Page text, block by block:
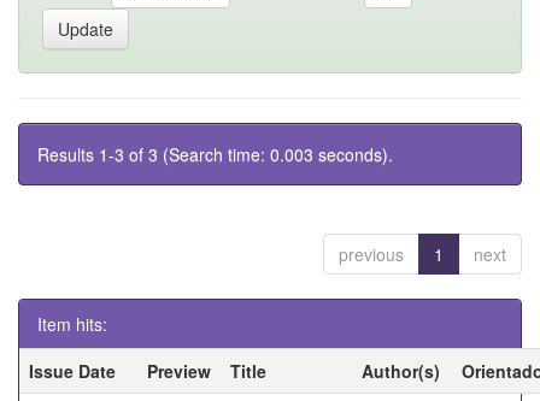
Results 1-3 of 3 (Search time: 0.003 seconds).
previous 1 next
Item hits:
Issue Date
Preview Title Author(s)